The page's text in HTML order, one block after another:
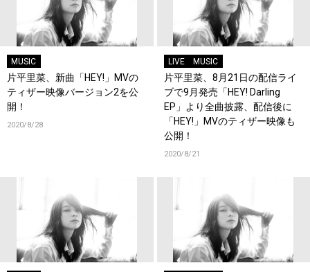
MUSIC
片平里菜、新曲「HEY!」MVの
ティザー映像バージョン2を公
開！
2020/8/28
LIVE MUSIC
片平里菜、8月21日の配信ライ
ブで9月発売「HEY! Darling
EP」より全曲披露、配信後に
「HEY!」MVのティザー映像も
公開！
2020/8/21